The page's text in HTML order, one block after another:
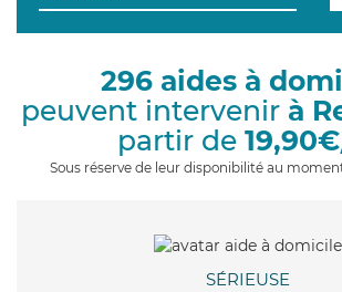
296 aides à
peuvent intervenir à
partir de
Sous réserve de leur disponibilité au
SÉRIEUSE